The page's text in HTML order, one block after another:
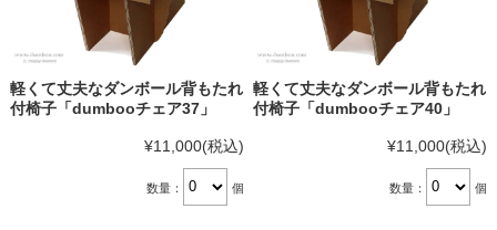
軽くて丈夫なダンボール背もたれ
付椅子「dumbooチェア37」
¥11,000(税込)
数量： 個
軽くて丈夫なダンボール背もたれ
付椅子「dumbooチェア40」
¥11,000(税込)
数量： 個